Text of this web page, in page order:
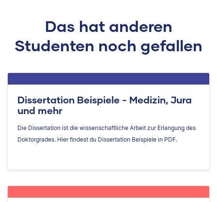
Das hat anderen
Studenten noch gefallen
Dissertation Beispiele - Medizin, Jura
und mehr
Die Dissertation ist die wissenschaftliche Arbeit zur Erlangung des
Doktorgrades. Hier findest du Dissertation Beispiele in PDF.